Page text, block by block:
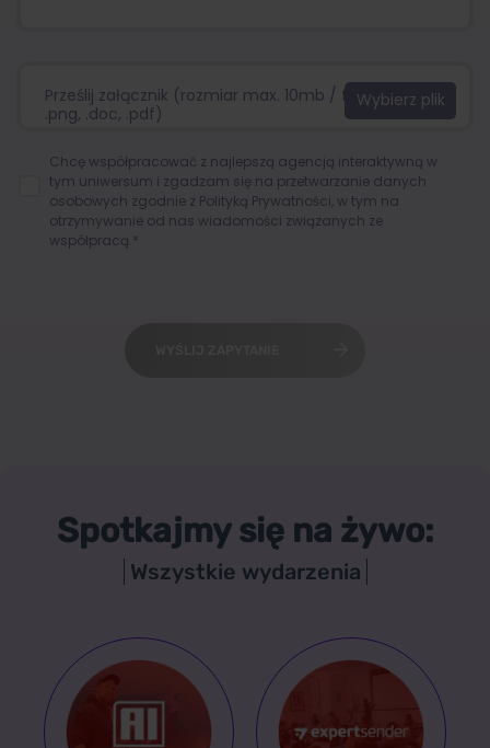
Prześlij załącznik (rozmiar max. 10mb / format:.jpg,
.png, .doc, .pdf)
Chcę współpracować z najlepszą agencją interaktywną w
tym uniwersum i zgadzam się na przetwarzanie danych
osobowych zgodnie z Polityką Prywatności , w tym na
otrzymywanie od nas wiadomości związanych ze
współpracą.*
Spotkajmy się na żywo:
Wszystkie wydarzenia